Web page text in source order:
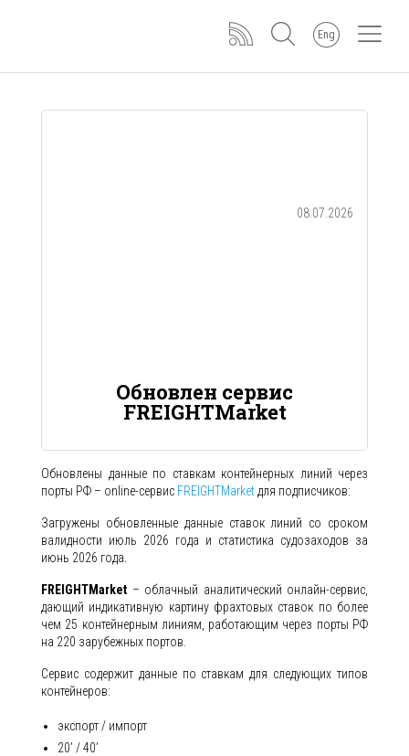
Eng
08.07.2026
Обновлен сервис
FREIGHTMarket
Обновлены данные по ставкам контейнерных линий через
порты РФ – online-сервис FREIGHTMarket для подписчиков:
Загружены обновленные данные ставок линий со сроком
валидности июль 2026 года и статистика судозаходов за
июнь 2026 года.
FREIGHTMarket – облачный аналитический онлайн-сервис,
дающий индикативную картину фрахтовых ставок по более
чем 25 контейнерным линиям, работающим через порты РФ
на 220 зарубежных портов.
Сервис содержит данные по ставкам для следующих типов
контейнеров:
экспорт / импорт
20’ / 40’